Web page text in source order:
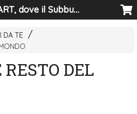
SUBBART, dove il Subbuteo diventa arte
DA TE
RESTO DEL